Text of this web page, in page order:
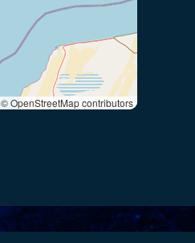
© OpenStreetMap contributors